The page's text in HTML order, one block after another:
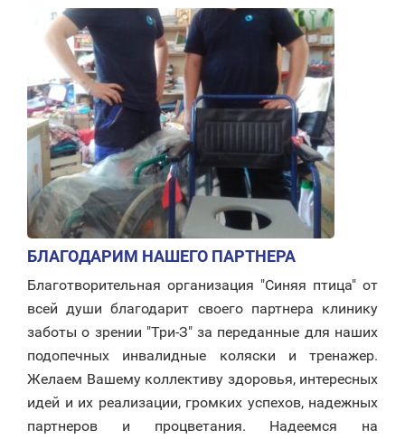
БЛАГОДАРИМ НАШЕГО ПАРТНЕРА
Благотворительная организация "Синяя птица" от
всей души благодарит своего партнера клинику
заботы о зрении "Три-З" за переданные для наших
подопечных инвалидные коляски и тренажер.
Желаем Вашему коллективу здоровья, интересных
идей и их реализации, громких успехов, надежных
партнеров и процветания. Надеемся на